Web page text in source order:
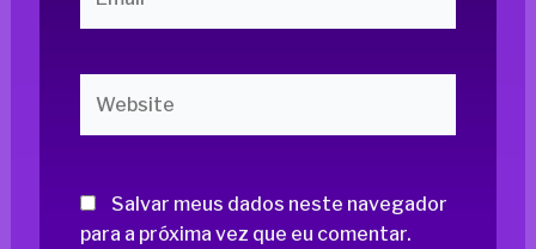
Salvar meus dados neste navegador
para a próxima vez que eu comentar.